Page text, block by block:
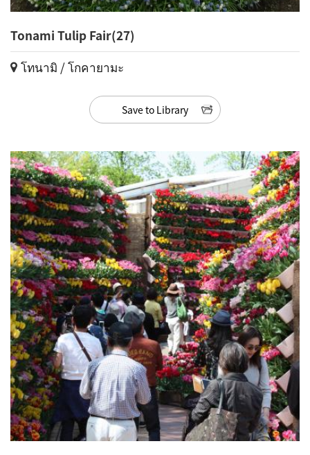
Tonami Tulip Fair(27)
โทนามิ / โกคายามะ
Save to Library